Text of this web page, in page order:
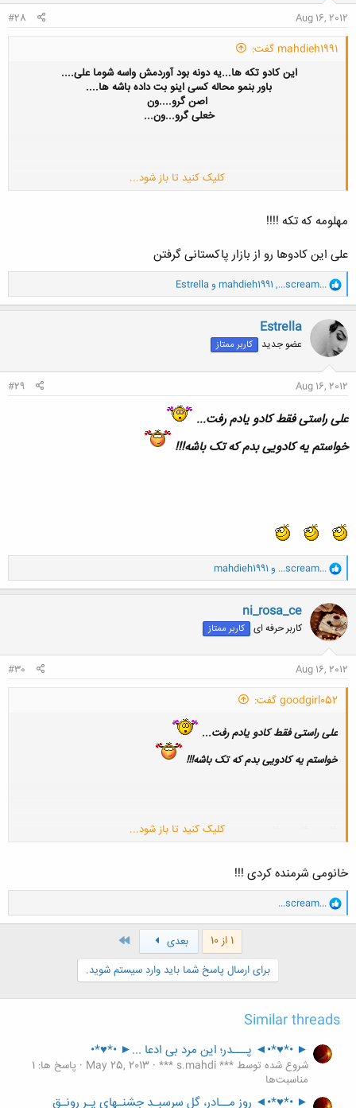
Aug 16, 2012
#28
mahdieh1991 گفت:
این کادو تکه ها...یه دونه بود آوردمش واسه شوما علی....
باور بنمو محاله کسی اینو بت داده باشه ها....
اصن گرو....ون
خعلی گرو...ون...
کلیک کنید تا باز شود...
مهلومه که تکه !!!!
علی این کادوها رو از بازار پاکستانی گرفتن
و
ا
ک
ن
ش
ه
ا
...scream...
,
mahdieh1991 وEstrella
Estrella
عضو جدید کاربر ممتاز
Aug 16, 2012
#29
علی راستی فقط کادو یادم رفت...
خواستم یه کادویی بدم که تک باشه!!!
ا
ک
ن
ش
ه
ا
...scream... و mahdieh1991
ni_rosa_ce
کاربر حرفه ای کاربر ممتاز
Aug 16, 2012
#30
goodgirl052 گفت:
علی راستی فقط کادو یادم رفت...
خواستم یه کادویی بدم که تک باشه!!!
کلیک کنید تا باز شود...
خانومی شرمنده کردی !!!
ا
ک
...scream...
1 از 10 بعدی
برای ارسال پاسخ شما باید وارد سیستم شوید.
Similar threads
► •*♥*•◄ پـــدر؛ این مرد بی ادعا ...► •*♥*•
شروع شده توسط *** s.mahdi *** May 25, 2013
پاسخ ها: 1
مناسبت‌ها
► •*♥*•◄ روز مــادر، گل سرسبـد جشنـهای پـر رونـق